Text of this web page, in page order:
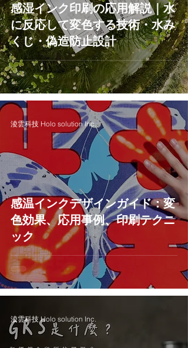
感湿インク印刷の応用解説｜水
に反応して変色する技術・水み
くじ・偽造防止設計
感温インクデザインガイド：変
色効果、応用事例、印刷テクニ
ック
淩雲科技 Holo solution Inc.
淩雲科技 Holo solution Inc.